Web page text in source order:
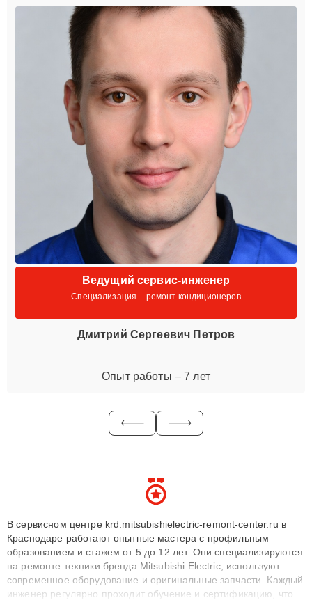
Ведущий сервис-инженер
Специализация – ремонт кондиционеров
Дмитрий Сергеевич Петров
Опыт работы – 7 лет
В сервисном центре krd.mitsubishielectric-remont-center.ru в
Краснодаре работают опытные мастера с профильным
образованием и стажем от 5 до 12 лет. Они специализируются
на ремонте техники бренда Mitsubishi Electric, используют
современное оборудование и оригинальные запчасти. Каждый
инженер регулярно проходит обучение и сертификацию, что